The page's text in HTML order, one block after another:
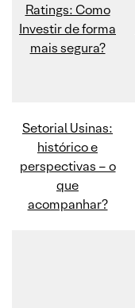
Ratings: Como
Investir de forma
mais segura?
Setorial Usinas:
histórico e
perspectivas – o
que
acompanhar?